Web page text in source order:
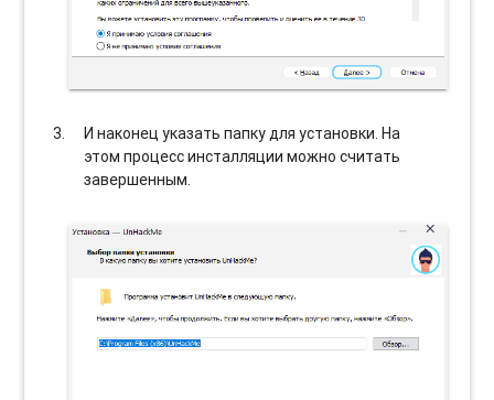
И наконец указать папку для установки. На
этом процесс инсталляции можно считать
завершенным.